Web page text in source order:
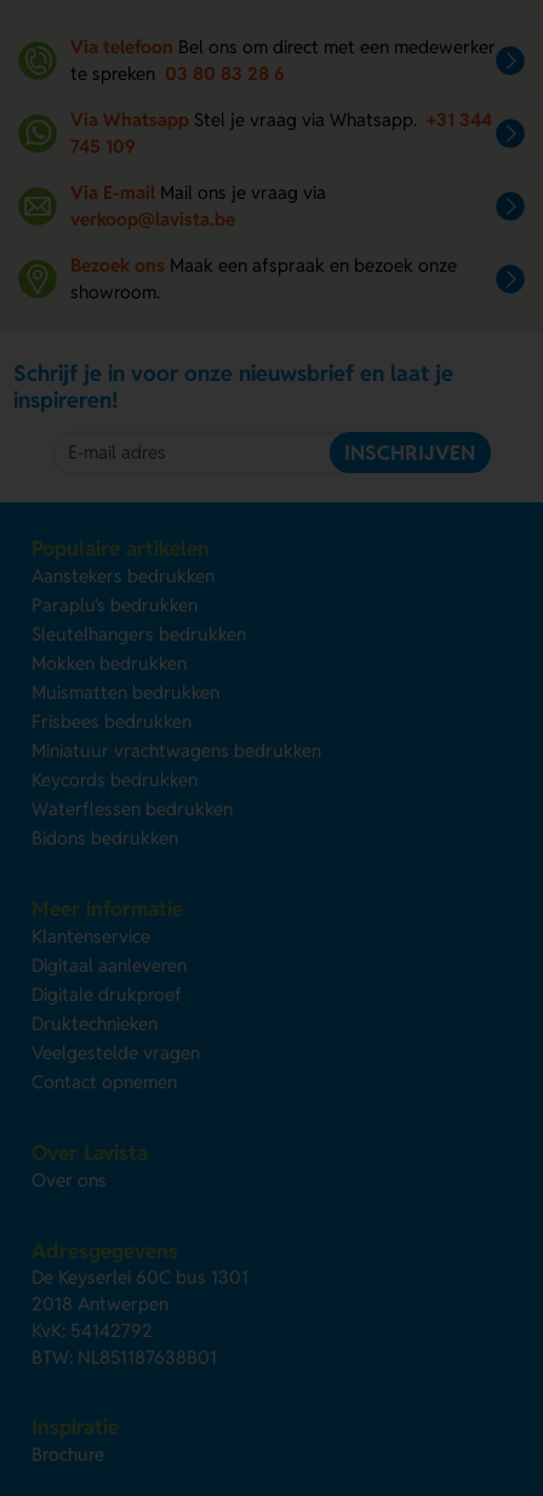
Via telefoon Bel ons om direct met een medewerker
te spreken 03 80 83 28 6
Via Whatsapp Stel je vraag via Whatsapp. +31 344
745 109
Via E-mail Mail ons je vraag via
verkoop@lavista.be
Bezoek ons Maak een afspraak en bezoek onze
showroom.
Schrijf je in voor onze nieuwsbrief en laat je
inspireren!
INSCHRIJVEN
Populaire artikelen
Aanstekers bedrukken
Paraplu's bedrukken
Sleutelhangers bedrukken
Mokken bedrukken
Muismatten bedrukken
Frisbees bedrukken
Miniatuur vrachtwagens bedrukken
Keycords bedrukken
Waterflessen bedrukken
Bidons bedrukken
Meer informatie
Klantenservice
Digitaal aanleveren
Digitale drukproef
Druktechnieken
Veelgestelde vragen
Contact opnemen
Over Lavista
Over ons
Adresgegevens
De Keyserlei 60C bus 1301
2018 Antwerpen
KvK: 54142792
BTW: NL851187638B01
Inspiratie
Brochure